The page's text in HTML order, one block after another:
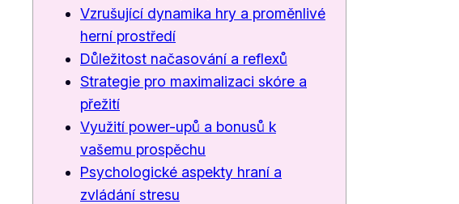
Vzrušující dynamika hry a proměnlivé
herní prostředí
Důležitost načasování a reflexů
Strategie pro maximalizaci skóre a
přežití
Využití power-upů a bonusů k
vašemu prospěchu
Psychologické aspekty hraní a
zvládání stresu